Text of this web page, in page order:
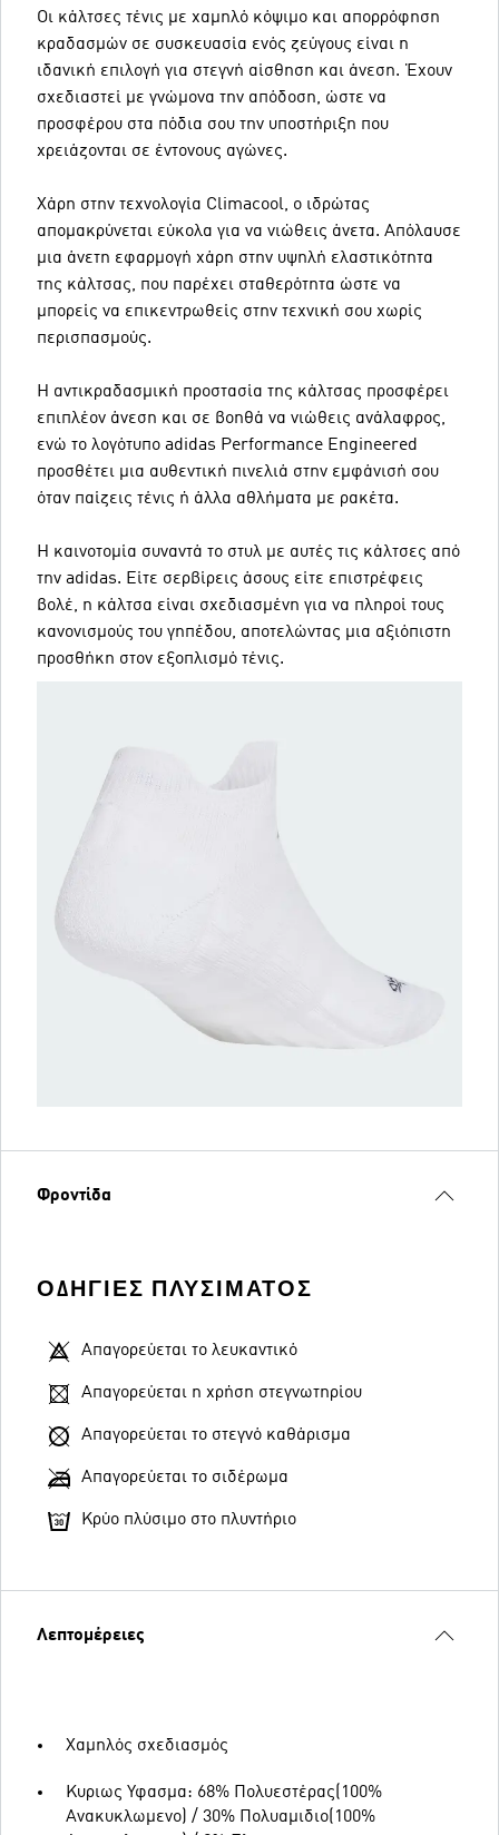
Οι κάλτσες τένις με χαμηλό κόψιμο και απορρόφηση
κραδασμών σε συσκευασία ενός ζεύγους είναι η
ιδανική επιλογή για στεγνή αίσθηση και άνεση. Έχουν
σχεδιαστεί με γνώμονα την απόδοση, ώστε να
προσφέρου στα πόδια σου την υποστήριξη που
χρειάζονται σε έντονους αγώνες.
Χάρη στην τεχνολογία Climacool, ο ιδρώτας
απομακρύνεται εύκολα για να νιώθεις άνετα. Απόλαυσε
μια άνετη εφαρμογή χάρη στην υψηλή ελαστικότητα
της κάλτσας, που παρέχει σταθερότητα ώστε να
μπορείς να επικεντρωθείς στην τεχνική σου χωρίς
περισπασμούς.
Η αντικραδασμική προστασία της κάλτσας προσφέρει
επιπλέον άνεση και σε βοηθά να νιώθεις ανάλαφρος,
ενώ το λογότυπο adidas Performance Engineered
προσθέτει μια αυθεντική πινελιά στην εμφάνισή σου
όταν παίζεις τένις ή άλλα αθλήματα με ρακέτα.
Η καινοτομία συναντά το στυλ με αυτές τις κάλτσες από
την adidas. Είτε σερβίρεις άσους είτε επιστρέφεις
βολέ, η κάλτσα είναι σχεδιασμένη για να πληροί τους
κανονισμούς του γηπέδου, αποτελώντας μια αξιόπιστη
προσθήκη στον εξοπλισμό τένις.
Φροντίδα
ΟΔΗΓΊΕΣ ΠΛΥΣΊΜΑΤΟΣ
Απαγορεύεται το λευκαντικό
Απαγορεύεται η χρήση στεγνωτηρίου
Απαγορεύεται το στεγνό καθάρισμα
Απαγορεύεται το σιδέρωμα
Κρύο πλύσιμο στο πλυντήριο
Λεπτομέρειες
Χαμηλός σχεδιασμός
Κυριως Υφασμα: 68% Πολυεστέρας(100%
Ανακυκλωμενο) / 30% Πολυαμιδιο(100%